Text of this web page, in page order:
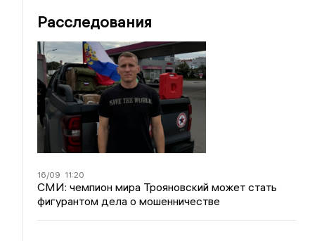
Расследования
16/09 11:20
СМИ: чемпион мира Трояновский может стать
фигурантом дела о мошенничестве